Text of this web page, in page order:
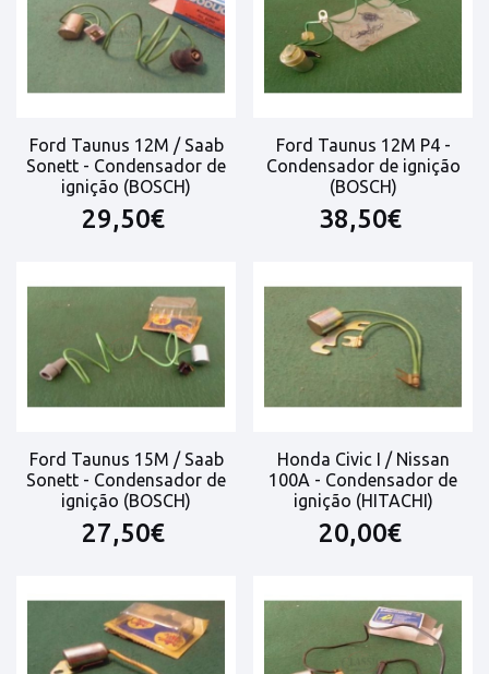
Ford Taunus 12M / Saab
Sonett - Condensador de
ignição (BOSCH)
29,50€
Ford Taunus 12M P4 -
Condensador de ignição
(BOSCH)
38,50€
Ford Taunus 15M / Saab
Sonett - Condensador de
ignição (BOSCH)
27,50€
Honda Civic I / Nissan
100A - Condensador de
ignição (HITACHI)
20,00€